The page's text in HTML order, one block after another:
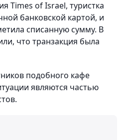
Times of Israel, туристка
банковской картой, и
списанную сумму. В
что транзакция была
подобного кафе
являются частью